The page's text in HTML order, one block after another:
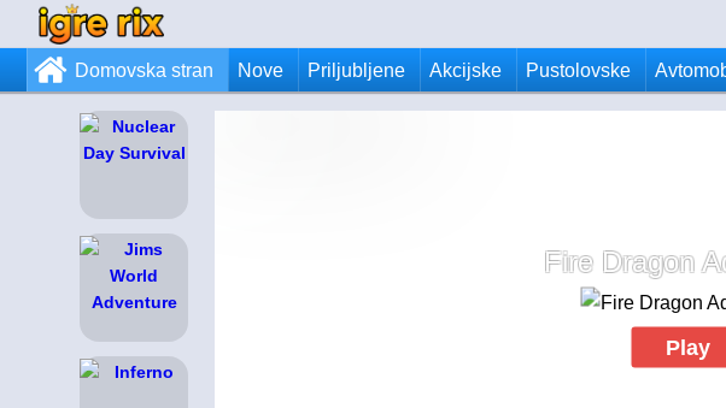
Domovska stran Nove Priljubljene Akcijske Pustolovske
Fire Dragon
Play